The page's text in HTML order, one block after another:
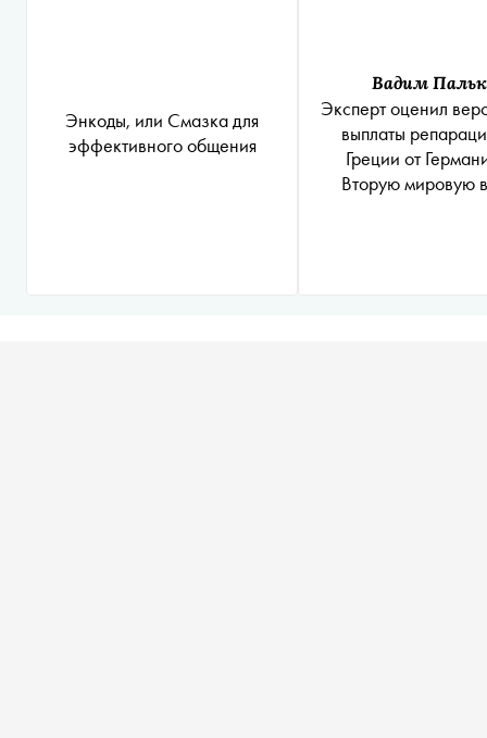
Энкоды, или Смазка для
эффективного общения
Вадим
Эксперт оценил
выплаты
Греции от
Вторую мировую